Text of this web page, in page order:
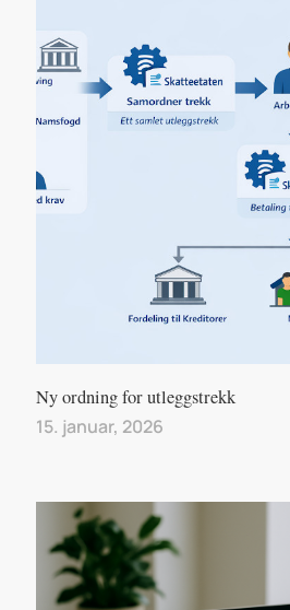
Ny ordning for utleggstrekk
15. januar, 2026